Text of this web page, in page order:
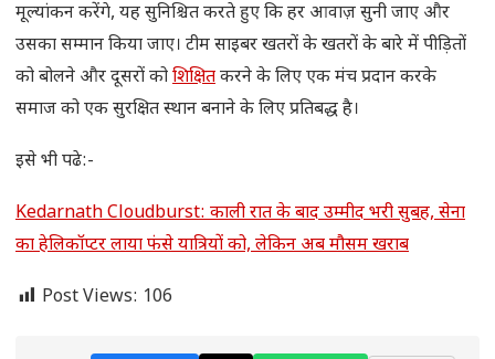
मूल्यांकन करेंगे, यह सुनिश्चित करते हुए कि हर आवाज़ सुनी जाए और
उसका सम्मान किया जाए। टीम साइबर खतरों के खतरों के बारे में पीड़ितों
को बोलने और दूसरों कोशिक्षितकरने के लिए एक मंच प्रदान करके
समाज को एक सुरक्षित स्थान बनाने के लिए प्रतिबद्ध है।
इसे भी पढे:-
Kedarnath Cloudburst: काली रात के बाद उम्मीद भरी सुबह, सेना
का हेलिकॉप्टर लाया फंसे यात्रियों को, लेकिन अब मौसम खराब
Post Views: 106